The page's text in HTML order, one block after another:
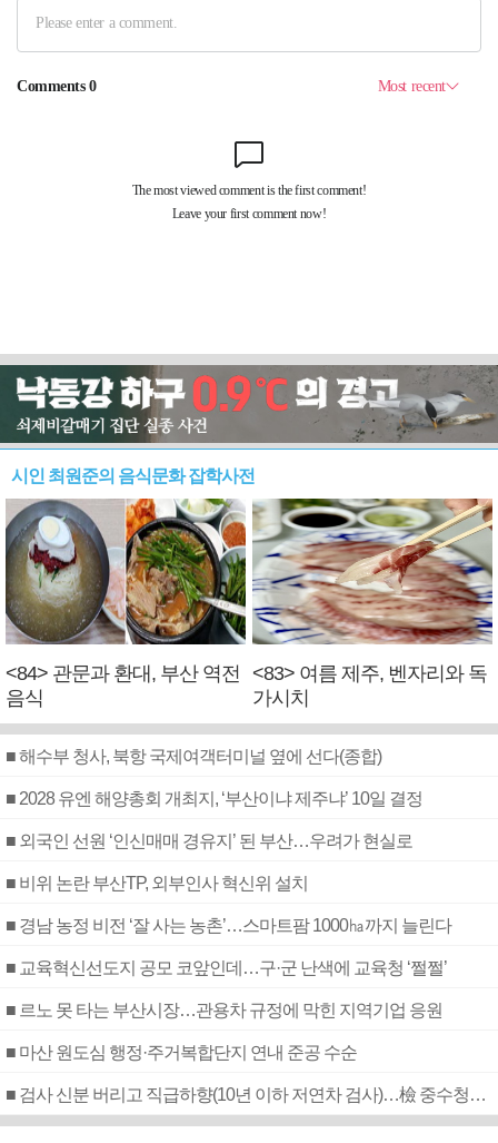
시인 최원준의 음식문화 잡학사전
<84> 관문과 환대, 부산 역전
음식
<83> 여름 제주, 벤자리와 독
가시치
■ 해수부 청사, 북항 국제여객터미널 옆에 선다(종합)
■ 2028 유엔 해양총회 개최지, ‘부산이냐 제주냐’ 10일 결정
■ 외국인 선원 ‘인신매매 경유지’ 된 부산…우려가 현실로
■ 비위 논란 부산TP, 외부인사 혁신위 설치
■ 경남 농정 비전 ‘잘 사는 농촌’…스마트팜 1000㏊까지 늘린다
■ 교육혁신선도지 공모 코앞인데…구·군 난색에 교육청 ‘쩔쩔’
■ 르노 못 타는 부산시장…관용차 규정에 막힌 지역기업 응원
■ 마산 원도심 행정·주거복합단지 연내 준공 수순
■ 검사 신분 버리고 직급하향(10년 이하 저연차 검사)…檢 중수청행 기피